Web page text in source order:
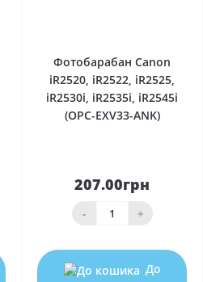
Фотобарабан Canon
iR2520, iR2522, iR2525,
iR2530i, iR2535i, iR2545i
(OPC-EXV33-ANK)
207.00грн
- +
До